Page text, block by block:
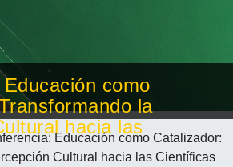
como
la
hacia las
Educación como Catalizador:
Cultural hacia las Científicas